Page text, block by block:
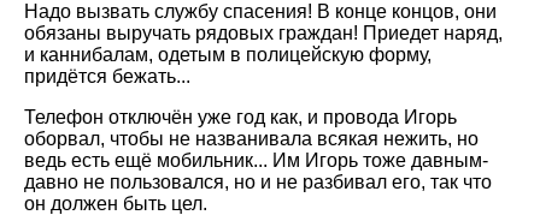
Надо вызвать службу спасения! В конце концов, они
обязаны выручать рядовых граждан! Приедет наряд,
и каннибалам, одетым в полицейскую форму,
придётся бежать...
Телефон отключён уже год как, и провода Игорь
оборвал, чтобы не названивала всякая нежить, но
ведь есть ещё мобильник... Им Игорь тоже давным-
давно не пользовался, но и не разбивал его, так что
он должен быть цел.